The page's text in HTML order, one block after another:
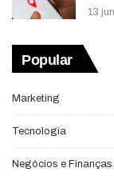
13
Popular
Marketing
Tecnologia
Negócios e Finanças